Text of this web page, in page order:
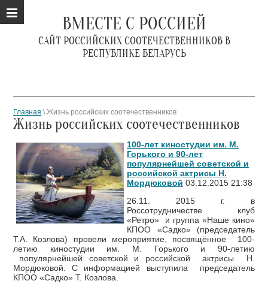
ВМЕСТЕ С РОССИЕЙ
САЙТ РОССИЙСКИХ СООТЕЧЕСТВЕННИКОВ В
РЕСПУБЛИКЕ БЕЛАРУСЬ
Главная \ Жизнь российских соотечественников
Жизнь российских соотечественников
100-лет киностудии им. М.
Горького и 90-лет
популярнейшей советской и
российской актрисы Н.
Мордюковой 03.12.2015 21:38
26.11. 2015 г. в
Россотрудничестве клуб
«Ретро» и группа «Наше кино»
КПОО «Садко» (председатель
Т.А. Козлова) провели мероприятие, посвящённое 100-
летию киностудии им. М. Горького и 90-летию
популярнейшей советской и российской актрисы Н.
Мордюковой. С информацией выступила председатель
КПОО «Садко» Т. Козлова.